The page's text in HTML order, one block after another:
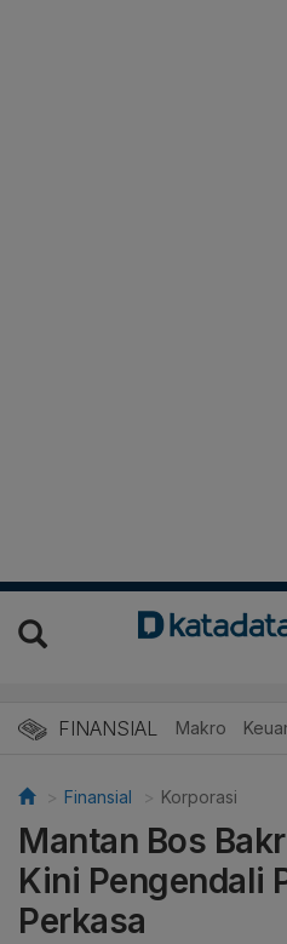
FINANSIAL Makro
Finansial Korporasi
Mantan Bos
Kini Pengendali
Perkasa